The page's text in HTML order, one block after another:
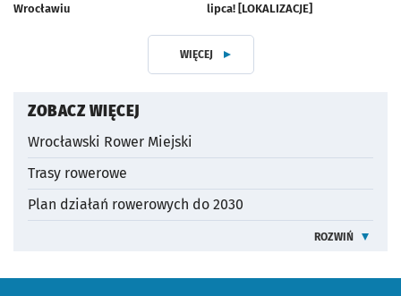
Wrocławiu
lipca! [LOKALIZACJE]
WIĘCEJ Z DZIAŁUROWERZYŚCI WE
ZOBACZ WIĘCEJ
Wrocławski Rower Miejski
Trasy rowerowe
Plan działań rowerowych do 2030
ROZWIŃ